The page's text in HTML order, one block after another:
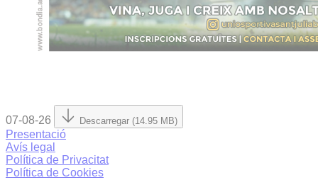
07-08-26 Descarregar (14.95 MB)
Presentació
Avís legal
Política de Privacitat
Política de Cookies